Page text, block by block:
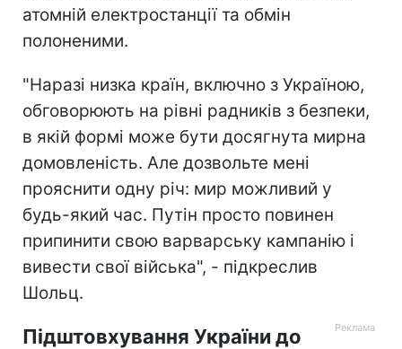
атомній електростанції та обмін
полоненими.
"Наразі низка країн, включно з Україною,
обговорюють на рівні радників з безпеки,
в якій формі може бути досягнута мирна
домовленість. Але дозвольте мені
прояснити одну річ: мир можливий у
будь-який час. Путін просто повинен
припинити свою варварську кампанію і
вивести свої війська", - підкреслив
Шольц.
Підштовхування України до